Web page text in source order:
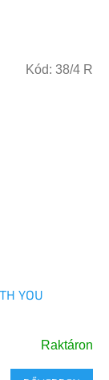
YOU
Raktáron
Kód: 38/4 R